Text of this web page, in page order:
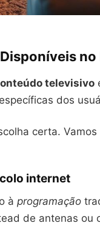
no
televisivo
dos
certa.
internet
à programação
de antenas ou